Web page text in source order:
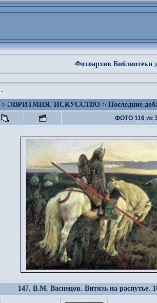
Фотоархив Библиотеки
·
> ЭВРИТМИЯ. ИСКУССТВО > Последние
ФОТО 116 из
147. В.М. Васнецов. Витязь на распутье.